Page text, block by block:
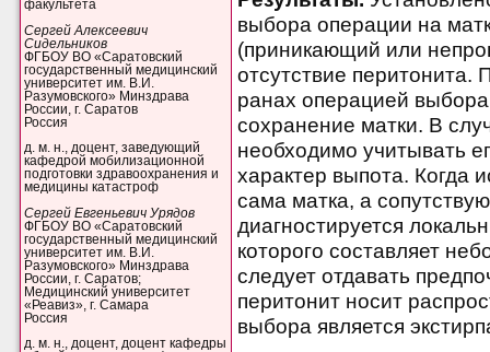
факультета
Сергей Алексеевич
Сидельников
ФГБОУ ВО «Саратовский
государственный медицинский
университет им. В.И.
Разумовского» Минздрава
России, г. Саратов
Россия
д. м. н., доцент, заведующий
кафедрой мобилизационной
подготовки здравоохранения и
медицины катастроф
Сергей Евгеньевич Урядов
ФГБОУ ВО «Саратовский
государственный медицинский
университет им. В.И.
Разумовского» Минздрава
России, г. Саратов;
Медицинский университет
«Реавиз», г. Самара
Россия
д. м. н., доцент, доцент кафедры
выбора операции на
(приникающий или
отсутствие
ранах операцией
сохранение матки. В
необходимо учитывать
характер выпота. Когда
сама матка, а
диагностируется
которого составляет
следует отдавать
перитонит носит
выбора является